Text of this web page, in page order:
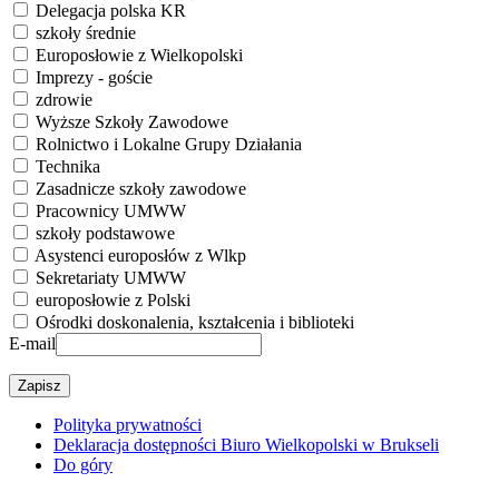
Delegacja polska KR
szkoły średnie
Europosłowie z Wielkopolski
Imprezy - goście
zdrowie
Wyższe Szkoły Zawodowe
Rolnictwo i Lokalne Grupy Działania
Technika
Zasadnicze szkoły zawodowe
Pracownicy UMWW
szkoły podstawowe
Asystenci europosłów z Wlkp
Sekretariaty UMWW
europosłowie z Polski
Ośrodki doskonalenia, kształcenia i biblioteki
E-mail
Polityka prywatności
Deklaracja dostępności Biuro Wielkopolski w Brukseli
Do góry